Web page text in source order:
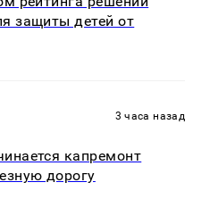
защиты детей от
3 часа назад
капремонт
дорогу